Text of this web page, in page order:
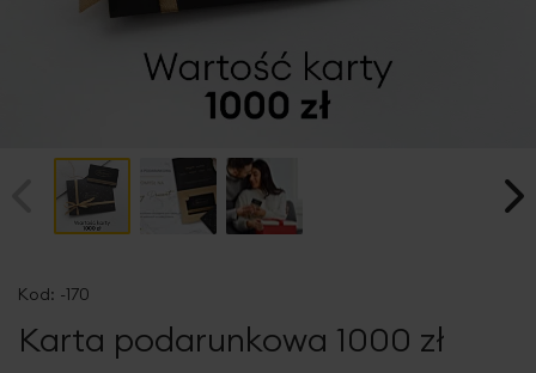
początek
galerii
Kod: -170
Karta podarunkowa 1000 zł